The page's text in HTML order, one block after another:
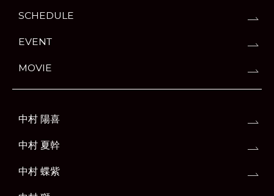
SCHEDULE
EVENT
MOVIE
中村 陽喜
中村 夏幹
中村 蝶紫